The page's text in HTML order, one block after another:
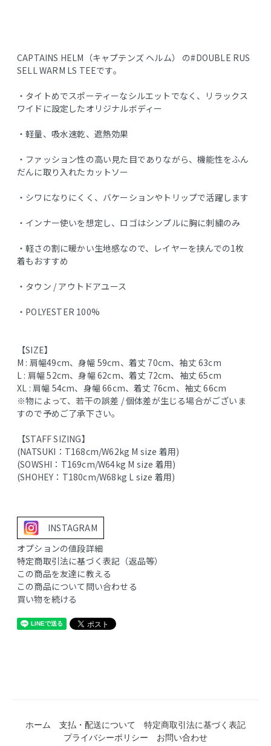
CAPTAINS HELM（キャプテンズ ヘルム） の#DOUBLE RUS
SELL WARM LS TEEです。
・タイトめでスポーティーなシルエットでなく、リラックス
ワイドに設定したオリジナルボディー
・軽量、吸水速乾、遮熱効果
・ファッション性の高い見た目でありながら、機能性をふん
だんに取り入れたカットソー
・シワになりにくく、バケーションやトリップで活躍します
・インナー使いを想定し、ロゴはシンプルに胸に刺繍のみ
・軽さの割に暖かい生地感なので、レイヤーを挟んでの1枚
着もおすすめ
・タウン / アウトドアユース
・POLYESTER 100%
【SIZE】
M : 肩幅49cm、身幅 59cm、着丈 70cm、袖丈 63cm
L : 肩幅 52cm、身幅 62cm、着丈 72cm、袖丈 65cm
XL : 肩幅 54cm、身幅 66cm、着丈 76cm、袖丈 66cm
※物によって、若干の誤差 / 個体差が生じる場合がございま
すので予めご了承下さい。
【STAFF SIZING】
(NATSUKI：T168cm/W62kg M size 着用)
(SOWSHI：T169cm/W64kg M size 着用)
(SHOHEY：T180cm/W68kg L size 着用)
INSTAGRAM
オプションの値段詳細
特定商取引法に基づく表記（返品等）
この商品を友達に教える
この商品について問い合わせる
買い物を続ける
ホーム 支払・配送について
特定商取引法に基づく表記
プライバシーポリシー
お問い合わせ